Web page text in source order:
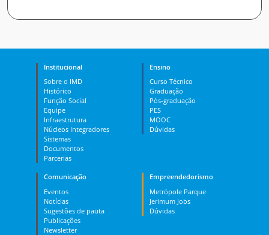
Institucional
Sobre o IMD
Histórico
Função Social
Equipe
Infraestrutura
Núcleos Integradores
Sistemas
Documentos
Parcerias
Ensino
Curso Técnico
Graduação
Pós-graduação
PES
MOOC
Dúvidas
Comunicação
Eventos
Notícias
Sugestões de pauta
Publicações
Newsletter
Empreendedorismo
Metrópole Parque
Jerimum Jobs
Dúvidas